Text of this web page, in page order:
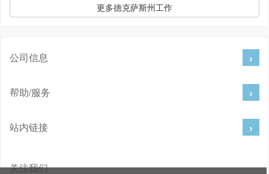
更多德克萨斯州工作
公司信息
帮助/服务
站内链接
关注我们